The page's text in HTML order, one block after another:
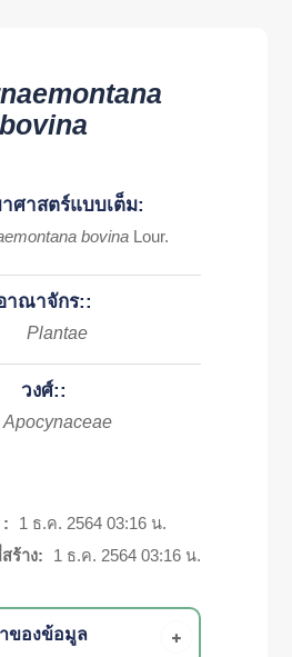
bovina
ศาสตร์แบบเต็ม:
bovina Lour.
าณาจักร::
Plantae
วงศ์::
Apocynaceae
:
1 ธ.ค. 2564 03:16 น.
ร้าง:
1 ธ.ค. 2564 03:16 น.
ของข้อมูล